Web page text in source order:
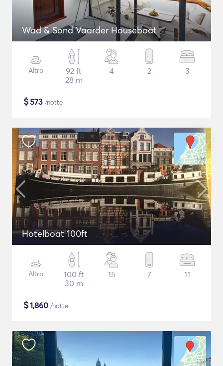
Wad & Sond Vaarder Houseboat
Altro
92 ft
28 m
4 2 3
$573 /notte
Hotelboat 100ft
Altro
100 ft
30 m
15 7 11
$1,860 /notte